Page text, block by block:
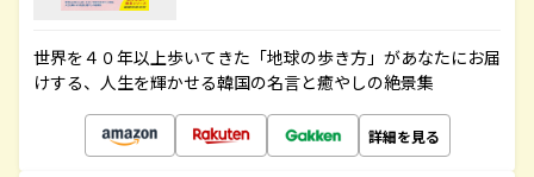
世界を４０年以上歩いてきた「地球の歩き方」があなたにお届
けする、人生を輝かせる韓国の名言と癒やしの絶景集
詳細を見る